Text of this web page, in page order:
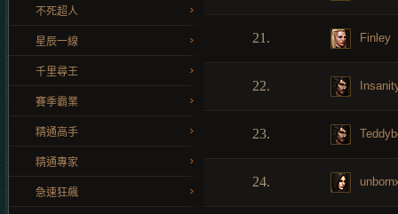
不死超人
星辰一線
千里尋王
賽季霸業
精通高手
精通專家
急速狂飆
21. Finley
22.
23.
24.